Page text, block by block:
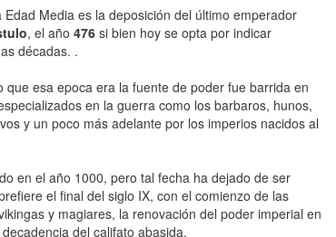
Media es la deposición del último emperador
, el año 476 si bien hoy se opta por indicar
décadas. .
esa epoca era la fuente de poder fue barrida en
en la guerra como los barbaros, hunos,
y un poco más adelante por los imperios nacidos al
en el año 1000, pero tal fecha ha dejado de ser
el final del siglo IX, con el comienzo de las
y magiares, la renovación del poder imperial en
del califato abasida.